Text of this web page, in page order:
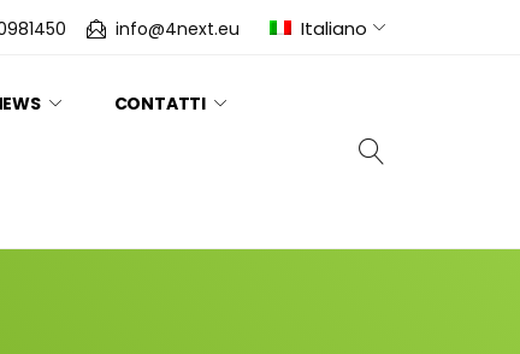
info@4next.eu Italiano
CONTATTI